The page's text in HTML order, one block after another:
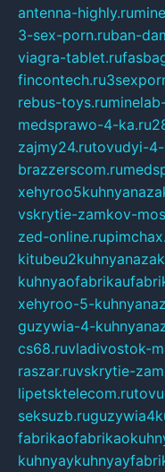
antenna-highly.ru
3-sex-porn.ruban-
viagra-tablet.ru
fincontech.ru
rebus-toys.ru
medsprawo-4-ka.ru
zajmy24.rutovudyi-4-
brazzerscom.ru
vskrytie-zamkov-
zed-online.ru
xehyroo-5-
guzywia-4-
cs68.ruvladivostok-
raszar.ruvskrytie-
lipetsktelecom.ru
seksuzb.ru